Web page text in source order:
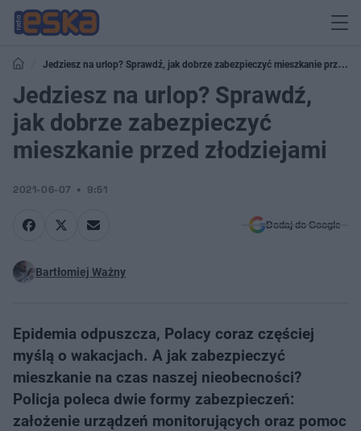
Jedziesz na urlop? Sprawdź, jak dobrze zabezpieczyć mieszkanie przed
złodziejami
Jedziesz na urlop? Sprawdź,
jak dobrze zabezpieczyć
mieszkanie przed złodziejami
2021-06-07 9:51
Dodaj do Google
Bartłomiej Ważny
Epidemia odpuszcza, Polacy coraz częściej
myślą o wakacjach. A jak zabezpieczyć
mieszkanie na czas naszej nieobecności?
Policja poleca dwie formy zabezpieczeń:
założenie urządzeń monitorujących oraz pomoc